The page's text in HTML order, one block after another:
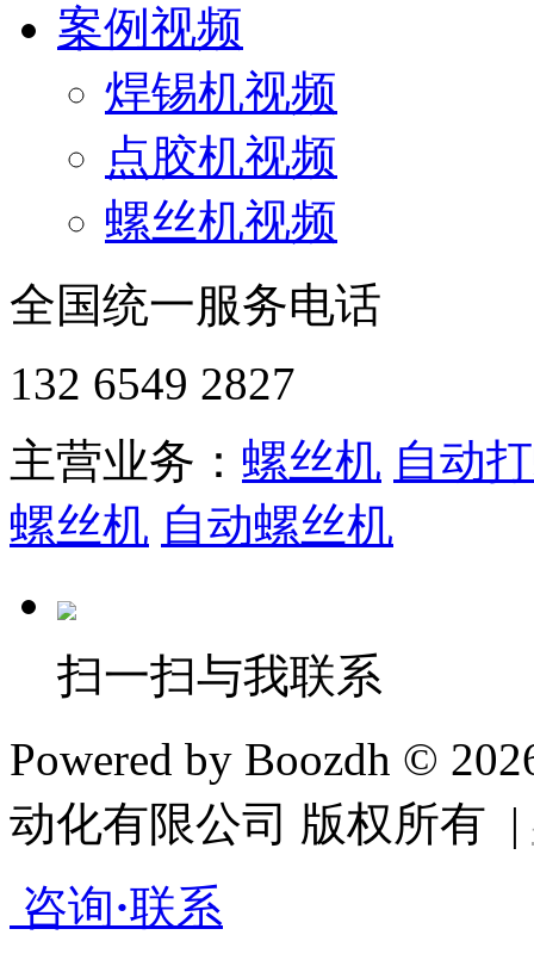
案例视频
焊锡机视频
点胶机视频
螺丝机视频
全国统一服务电话
132 6549 2827
主营业务： 螺丝机 自动
螺丝机 自动螺丝机
扫一扫与我联系
Powered by Boozdh ©
动化有限公司 版权所有 |
咨询·联系